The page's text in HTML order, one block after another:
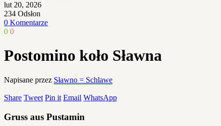
lut 20, 2026
234 Odsłon
0 Komentarze
0 0
Postomino koło Sławna
Napisane przez Sławno = Schlawe
Share Tweet Pin it Email WhatsApp
Gruss aus Pustamin